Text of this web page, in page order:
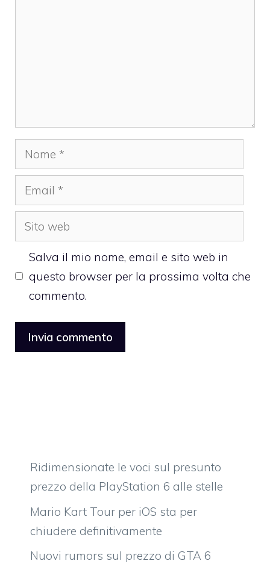
Nome
Email
Sito
web
Salva il mio nome, email e sito web in
questo browser per la prossima volta che
commento.
Ridimensionate le voci sul presunto
prezzo della PlayStation 6 alle stelle
Mario Kart Tour per iOS sta per
chiudere definitivamente
Nuovi rumors sul prezzo di GTA 6